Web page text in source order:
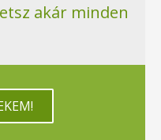
akár minden